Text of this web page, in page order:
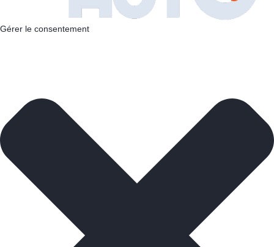
Gérer le consentement